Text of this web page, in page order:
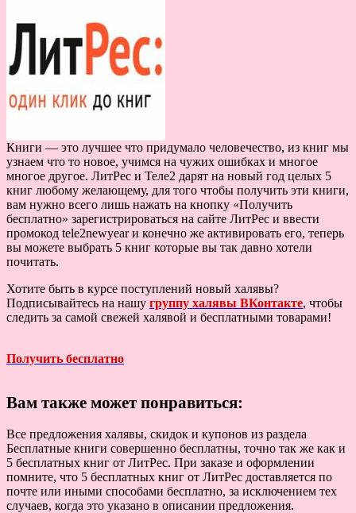
Книги — это лучшее что придумало человечество, из книг мы
узнаем что то новое, учимся на чужих ошибках и многое
многое другое. ЛитРес и Теле2 дарят на новый год целых 5
книг любому желающему, для того чтобы получить эти книги,
вам нужно всего лишь нажать на кнопку «Получить
бесплатно» зарегистрироваться на сайте ЛитРес и ввести
промокод tele2newyear и конечно же активировать его, теперь
вы можете выбрать 5 книг которые вы так давно хотели
почитать.
Хотите быть в курсе поступлений новый халявы?
Подписывайтесь на нашу группу халявы ВКонтакте, чтобы
следить за самой свежей халявой и бесплатными товарами!
Получить бесплатно
Вам также может понравиться:
Все предложения халявы, скидок и купонов из раздела
Бесплатные книги совершенно бесплатны, точно так же как и
5 бесплатных книг от ЛитРес. При заказе и оформлении
помните, что 5 бесплатных книг от ЛитРес доставляется по
почте или иными способами бесплатно, за исключением тех
случаев, когда это указано в описании предложения.